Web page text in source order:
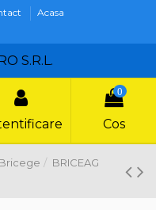
Acasa
0
Cos
Bricege
BRICEAG